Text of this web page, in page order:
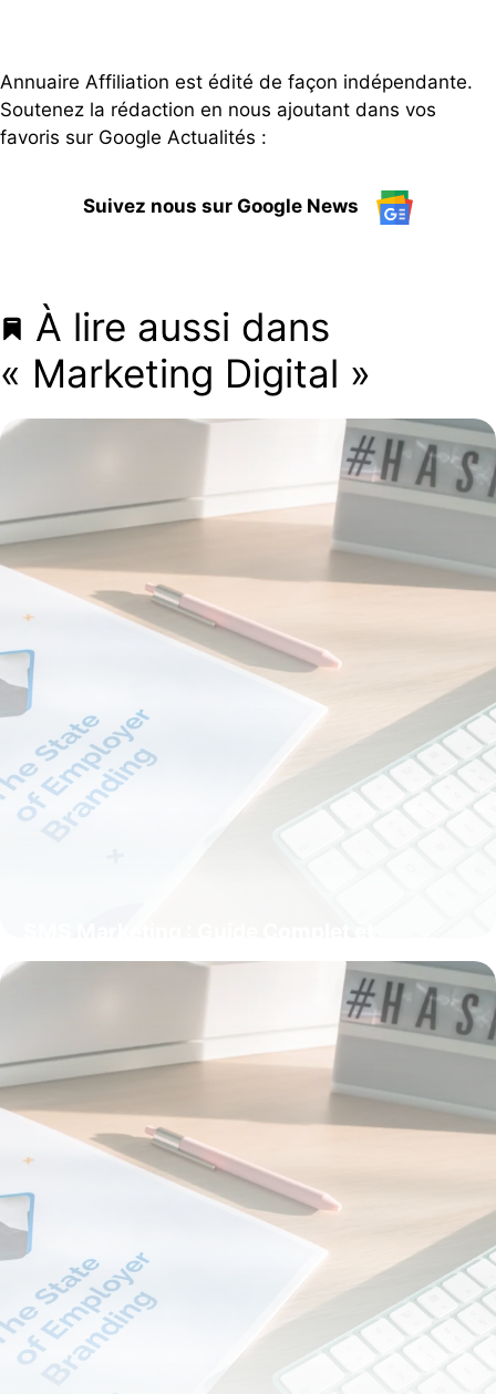
Annuaire Affiliation est édité de façon indépendante.
Soutenez la rédaction en nous ajoutant dans vos
favoris sur Google Actualités :
Suivez nous sur Google News
À lire aussi dans
« Marketing Digital »
Stratégies